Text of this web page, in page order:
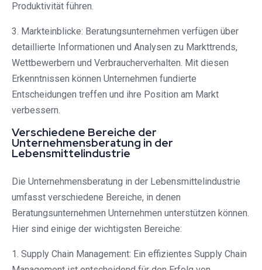
Produktivität führen.
3. Markteinblicke: Beratungsunternehmen verfügen über
detaillierte Informationen und Analysen zu Markttrends,
Wettbewerbern und Verbraucherverhalten. Mit diesen
Erkenntnissen können Unternehmen fundierte
Entscheidungen treffen und ihre Position am Markt
verbessern.
Verschiedene Bereiche der
Unternehmensberatung in der
Lebensmittelindustrie
Die Unternehmensberatung in der Lebensmittelindustrie
umfasst verschiedene Bereiche, in denen
Beratungsunternehmen Unternehmen unterstützen können.
Hier sind einige der wichtigsten Bereiche:
1. Supply Chain Management: Ein effizientes Supply Chain